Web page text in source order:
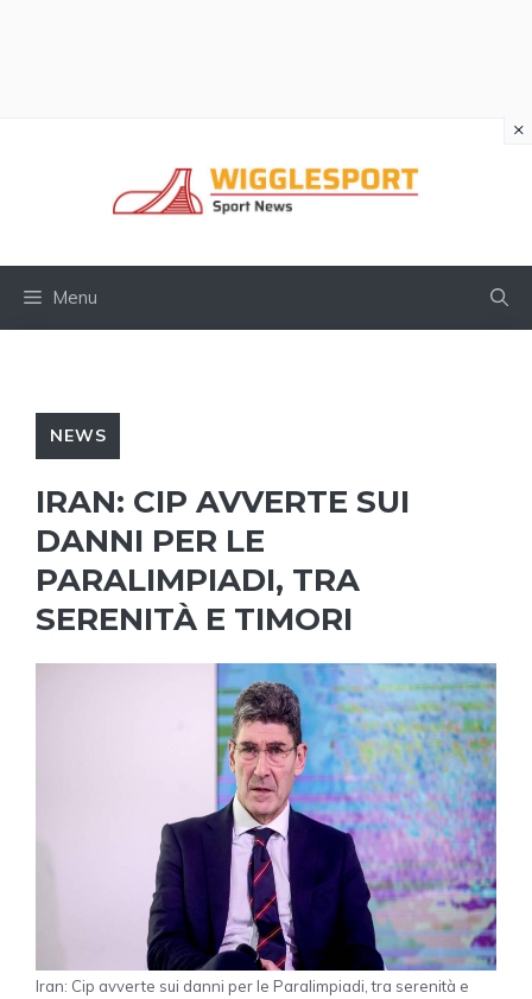
Menu
NEWS
IRAN: CIP AVVERTE SUI
DANNI PER LE
PARALIMPIADI, TRA
SERENITÀ E TIMORI
Iran: Cip avverte sui danni per le Paralimpiadi, tra serenità e
×